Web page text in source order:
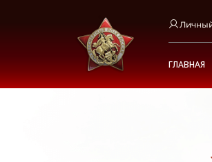
ГЛАВНАЯ